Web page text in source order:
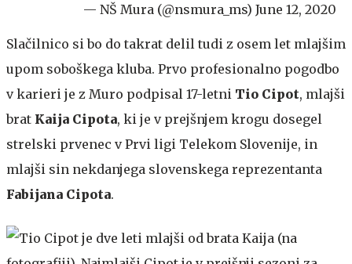
— NŠ Mura (@nsmura_ms) June 12, 2020
Slačilnico si bo do takrat delil tudi z osem let mlajšim
upom soboškega kluba. Prvo profesionalno pogodbo
v karieri je z Muro podpisal 17-letni Tio Cipot, mlajši
brat Kaija Cipota, ki je v prejšnjem krogu dosegel
strelski prvenec v Prvi ligi Telekom Slovenije, in
mlajši sin nekdanjega slovenskega reprezentanta
Fabijana Cipota.